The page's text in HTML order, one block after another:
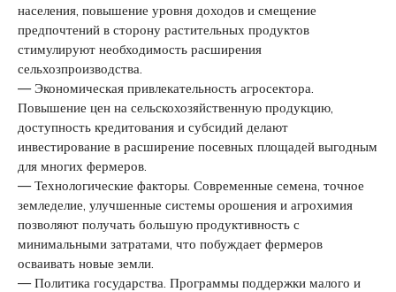
населения, повышение уровня доходов и смещение
предпочтений в сторону растительных продуктов
стимулируют необходимость расширения
сельхозпроизводства.
— Экономическая привлекательность агросектора.
Повышение цен на сельскохозяйственную продукцию,
доступность кредитования и субсидий делают
инвестирование в расширение посевных площадей выгодным
для многих фермеров.
— Технологические факторы. Современные семена, точное
земледелие, улучшенные системы орошения и агрохимия
позволяют получать большую продуктивность с
минимальными затратами, что побуждает фермеров
осваивать новые земли.
— Политика государства. Программы поддержки малого и